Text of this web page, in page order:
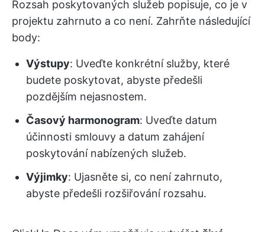
Rozsah poskytovaných služeb popisuje, co je v
projektu zahrnuto a co není. Zahrňte následující
body:
Výstupy: Uveďte konkrétní služby, které
budete poskytovat, abyste předešli
pozdějším nejasnostem.
Časový harmonogram: Uveďte datum
účinnosti smlouvy a datum zahájení
poskytování nabízených služeb.
Výjimky: Ujasněte si, co není zahrnuto,
abyste předešli rozšiřování rozsahu.